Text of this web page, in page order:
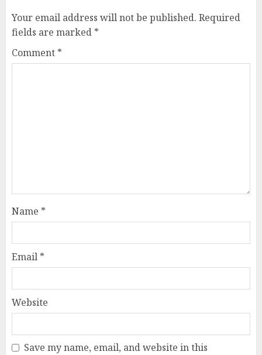
Your email address will not be published. Required
fields are marked *
Comment *
Name *
Email *
Website
Save my name, email, and website in this